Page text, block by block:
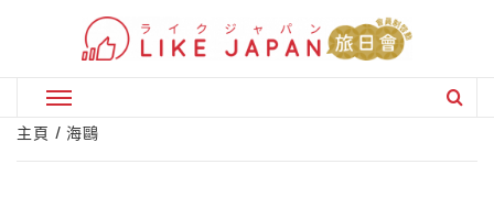
Primary
Menu
主頁 海鷗